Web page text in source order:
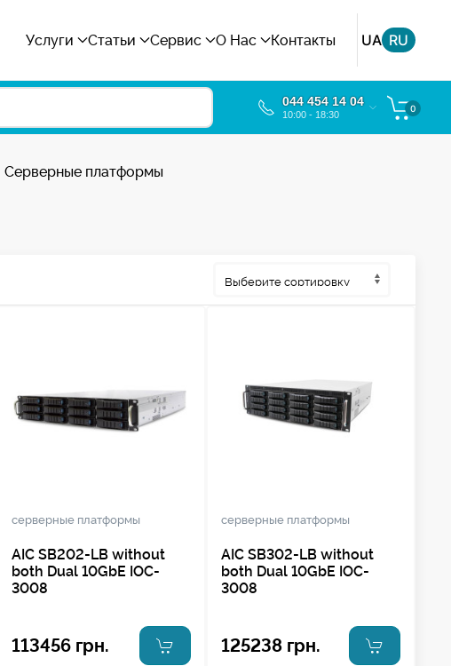
Услуги Статьи Сервис О Нас Контакты UA RU
044 454 14 04
10:00 - 18:30
0
Серверные платформы
серверные платформы
AIC SB202-LB without
both Dual 10GbE IOC-
3008
113456 грн.
серверные платформы
AIC SB302-LB without
both Dual 10GbE IOC-
3008
125238 грн.